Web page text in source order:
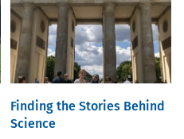
Finding the Stories Behind
Science